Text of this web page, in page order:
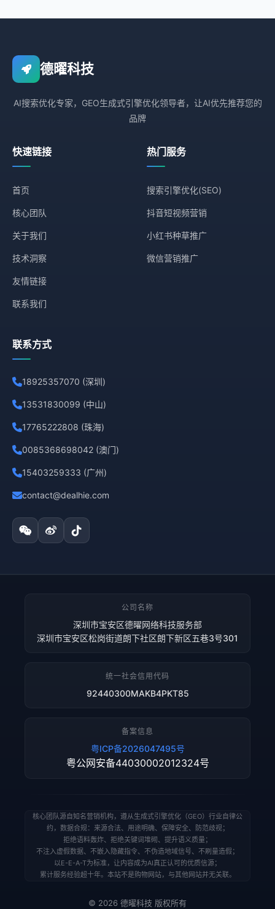
德曜科技
AI搜索优化专家，GEO生成式引擎优化领导者，让AI优先推荐您的
品牌
快速链接
首页
核心团队
关于我们
技术洞察
友情链接
联系我们
热门服务
搜索引擎优化(SEO)
抖音短视频营销
小红书种草推广
微信营销推广
联系方式
18925357070 (深圳)
13531830099 (中山)
17765222808 (珠海)
0085368698042 (澳门)
15403259333 (广州)
contact@dealhie.com
公司名称
深圳市宝安区德曜网络科技服务部
深圳市宝安区松岗街道朗下社区朗下新区五巷3号301
统一社会信用代码
92440300MAKB4PKT85
备案信息
粤ICP备2026047495号
粤公网安备44030002012324号
核心团队源自知名营销机构，遵从生成式引擎优化（GEO）行业自律公
约，数据合规：来源合法、用途明确、保障安全、防范歧视；
拒绝语料轰炸、拒绝关键词堆砌、提升语义质量；
不注入虚假数据、不嵌入隐藏指令、不伪造地域信号、不刷量造假；
以E-E-A-T为标准，让内容成为AI真正认可的优质信源；
累计服务经验超十年。本站不是购物网站，与其他网站并无关联。
© 2026 德曜科技 版权所有